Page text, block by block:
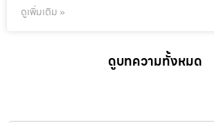
ดูเพิ่มเติม »
ดูบทความทั้งหมด